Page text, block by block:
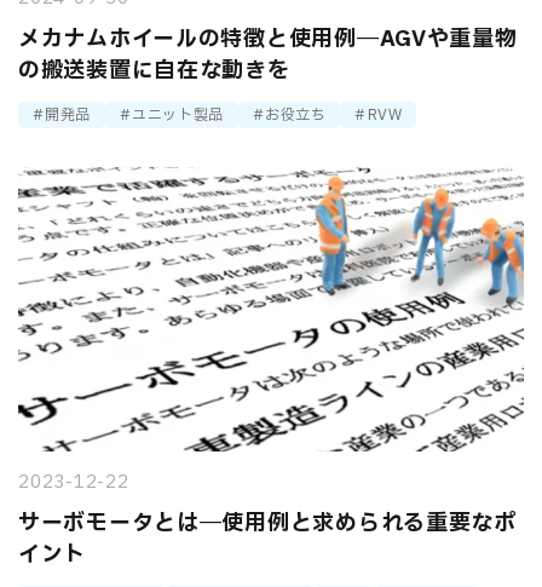
メカナムホイールの特徴と使用例―AGVや重量物
の搬送装置に自在な動きを
開発品 ユニット製品 お役立ち RVW
2023-12-22
サーボモータとは―使用例と求められる重要なポ
イント